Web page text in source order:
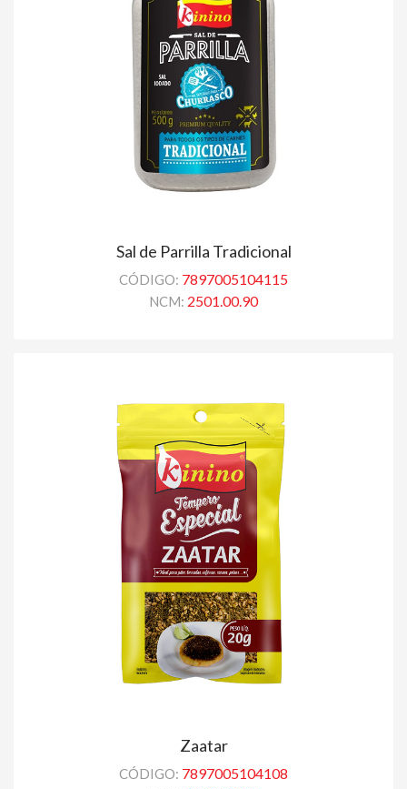
Sal de Parrilla Tradicional
CÓDIGO: 7897005104115
NCM: 2501.00.90
Zaatar
CÓDIGO: 7897005104108